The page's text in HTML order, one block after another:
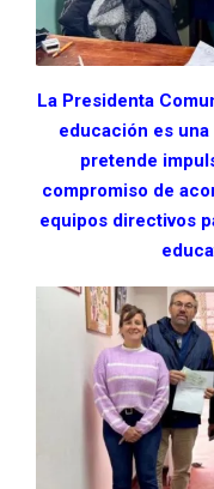
La Presidenta
educación es
pretende
compromiso de
equipos directivos